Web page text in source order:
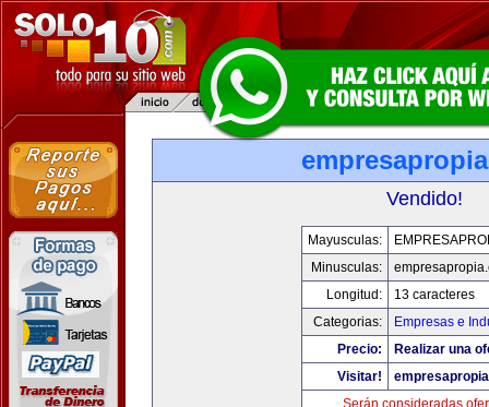
Vendido!
Mayusculas:
Minusculas:
Longitud:
13 caracteres
Categorias:
Empresas e
Precio:
Realizar una
Visitar!
Serán consideradas